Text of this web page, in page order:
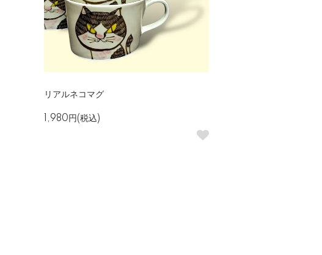
リアルネコマグ
1,980円(税込)